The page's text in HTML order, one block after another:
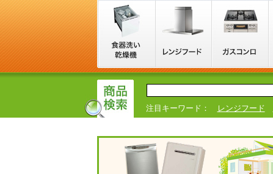
注目キーワード： レンジフード